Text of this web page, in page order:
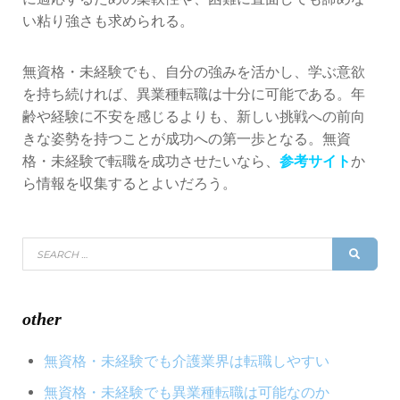
い粘り強さも求められる。
無資格・未経験でも、自分の強みを活かし、学ぶ意欲
を持ち続ければ、異業種転職は十分に可能である。年
齢や経験に不安を感じるよりも、新しい挑戦への前向
きな姿勢を持つことが成功への第一歩となる。無資
格・未経験で転職を成功させたいなら、 参考サイトか
ら情報を収集するとよいだろう。
Search
for:
other
無資格・未経験でも介護業界は転職しやすい
無資格・未経験でも異業種転職は可能なのか